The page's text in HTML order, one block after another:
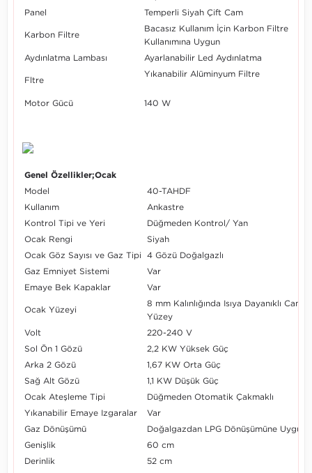
Panel Temperli Siyah Çift Cam
Karbon Filtre
Bacasız Kullanım İçin Karbon Filtre
Kullanımına Uygun
Aydınlatma Lambası Ayarlanabilir Led Aydınlatma
Fltre
Yıkanabilir Alüminyum Filtre
Motor Gücü 140 W
Genel Özellikler;Ocak
Model 40-TAHDF
Kullanım Ankastre
Kontrol Tipi ve Yeri Düğmeden Kontrol/ Yan
Ocak Rengi Siyah
Ocak Göz Sayısı ve Gaz Tipi 4 Gözü Doğalgazlı
Gaz Emniyet Sistemi Var
Emaye Bek Kapaklar Var
Ocak Yüzeyi
8 mm Kalınlığında Isıya Dayanıklı Cam
Yüzey
Volt 220-240 V
Sol Ön 1 Gözü 2,2 KW Yüksek Güç
Arka 2 Gözü 1,67 KW Orta Güç
Sağ Alt Gözü 1,1 KW Düşük Güç
Ocak Ateşleme Tipi Düğmeden Otomatik Çakmaklı
Yıkanabilir Emaye Izgaralar Var
Gaz Dönüşümü Doğalgazdan LPG Dönüşümüne Uygun
Genişlik 60 cm
Derinlik 52 cm